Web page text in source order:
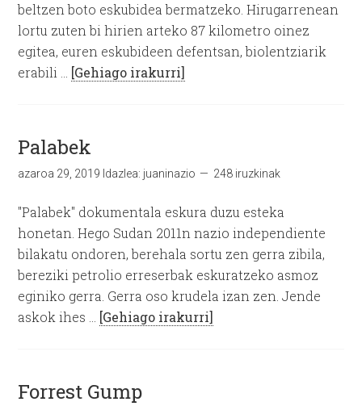
beltzen boto eskubidea bermatzeko. Hirugarrenean
lortu zuten bi hirien arteko 87 kilometro oinez
egitea, euren eskubideen defentsan, biolentziarik
erabili … [Gehiago irakurri]
Palabek
azaroa 29, 2019 Idazlea: juaninazio 248 iruzkinak
"Palabek" dokumentala eskura duzu esteka
honetan. Hego Sudan 2011n nazio independiente
bilakatu ondoren, berehala sortu zen gerra zibila,
bereziki petrolio erreserbak eskuratzeko asmoz
eginiko gerra. Gerra oso krudela izan zen. Jende
askok ihes … [Gehiago irakurri]
Forrest Gump